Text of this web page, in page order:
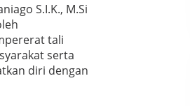
S.I.K., M.Si
tali
serta
diri dengan